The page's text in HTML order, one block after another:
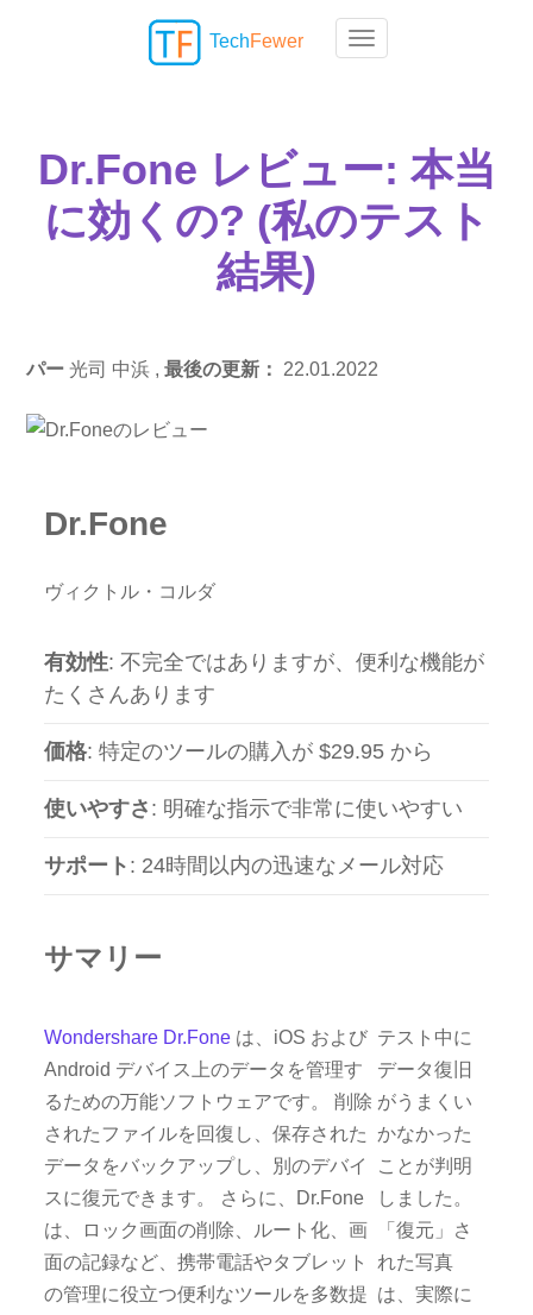
Toggle navigation
TechFewer
Dr.Fone レビュー: 本当
に効くの? (私のテスト
結果)
パー 光司 中浜 ,最後の更新： 22.01.2022
Dr.Fone
ヴィクトル・コルダ
有効性: 不完全ではありますが、便利な機能が
たくさんあります
価格: 特定のツールの購入が $29.95 から
使いやすさ : 明確な指示で非常に使いやすい
サポート : 24時間以内の迅速なメール対応
サマリー
Wondershare Dr.Fone は、iOS および
Android デバイス上のデータを管理す
るための万能ソフトウェアです。 削除
されたファイルを回復し、保存された
データをバックアップし、別のデバイ
スに復元できます。 さらに、Dr.Fone
は、ロック画面の削除、ルート化、画
面の記録など、携帯電話やタブレット
の管理に役立つ便利なツールを多数提
テスト中に
データ復旧
がうまくい
かなかった
ことが判明
しました。
「復元」さ
れた写真
は、実際に